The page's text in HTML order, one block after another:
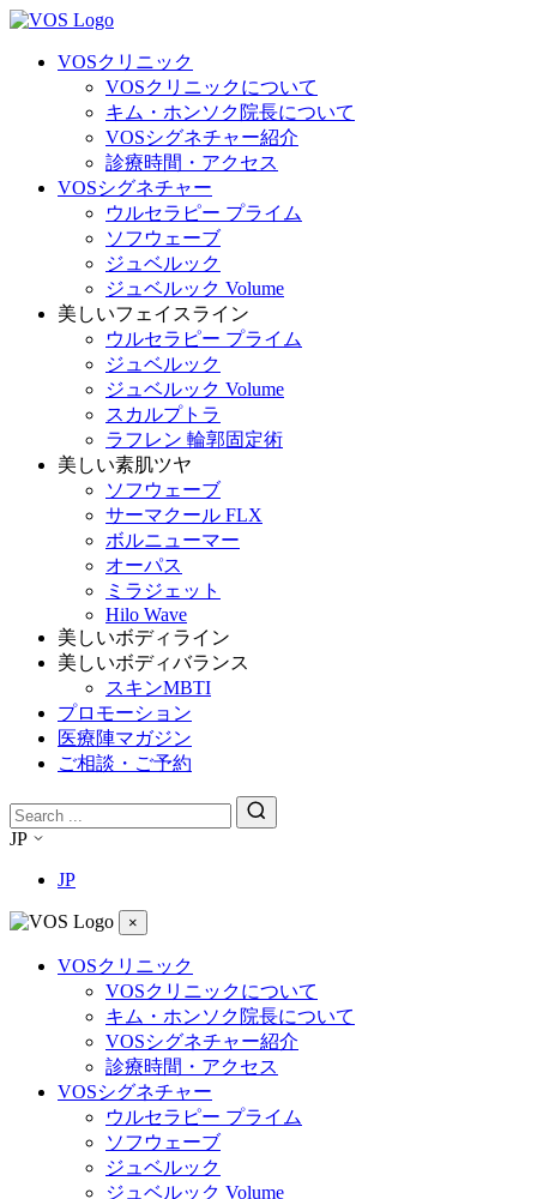
VOSクリニック
VOSクリニックについて
キム・ホンソク院長について
VOSシグネチャー紹介
診療時間・アクセス
VOSシグネチャー
ウルセラピー プライム
ソフウェーブ
ジュベルック
ジュベルック Volume
美しいフェイスライン
ウルセラピー プライム
ジュベルック
ジュベルック Volume
スカルプトラ
ラフレン 輪郭固定術
美しい素肌ツヤ
ソフウェーブ
サーマクール FLX
ボルニューマー
オーパス
ミラジェット
Hilo Wave
美しいボディライン
美しいボディバランス
スキンMBTI
プロモーション
医療陣マガジン
ご相談・ご予約
JP
JP
×
VOSクリニック
VOSクリニックについて
キム・ホンソク院長について
VOSシグネチャー紹介
診療時間・アクセス
VOSシグネチャー
ウルセラピー プライム
ソフウェーブ
ジュベルック
ジュベルック Volume